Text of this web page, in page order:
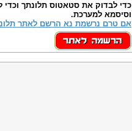
כדי לבדוק את סטאטוס תלונתך
וסיסמא למערכת.
אם טרם נרשמת נא הרשם לאתר